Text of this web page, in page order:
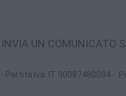
INVIA UN COMUNICATO
Partita Iva: IT 90087480084 -